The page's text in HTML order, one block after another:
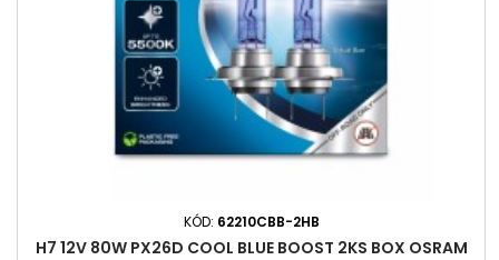
KÓD: 62210CBB-2HB
H7 12V 80W PX26D COOL BLUE BOOST 2KS BOX OSRAM